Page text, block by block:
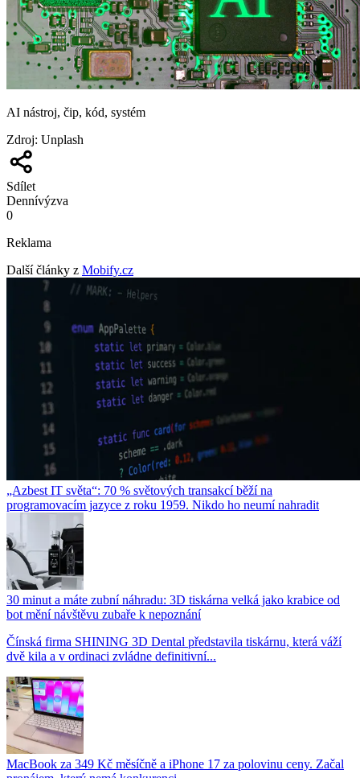
AI nástroj, čip, kód, systém
Zdroj: Unplash
Sdílet
Dennívýzva
0
Reklama
Další články z Mobify.cz
„Azbest IT světa“: 70 % světových transakcí běží na
programovacím jazyce z roku 1959. Nikdo ho neumí nahradit
30 minut a máte zubní náhradu: 3D tiskárna velká jako krabice od
bot mění návštěvu zubaře k nepoznání
Čínská firma SHINING 3D Dental představila tiskárnu, která váží
dvě kila a v ordinaci zvládne definitivní...
MacBook za 349 Kč měsíčně a iPhone 17 za polovinu ceny. Začal